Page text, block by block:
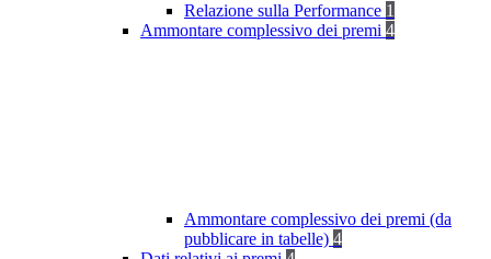
Relazione sulla Performance 1
Ammontare complessivo dei premi 4
Ammontare complessivo dei premi (da
pubblicare in tabelle) 4